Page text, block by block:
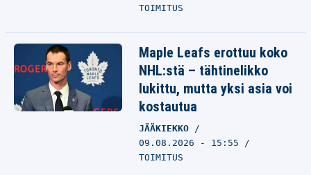
TOIMITUS
Maple Leafs erottuu koko
NHL:stä – tähtinelikko
lukittu, mutta yksi asia voi
kostautua
JÄÄKIEKKO
09.08.2026 - 15:55
TOIMITUS